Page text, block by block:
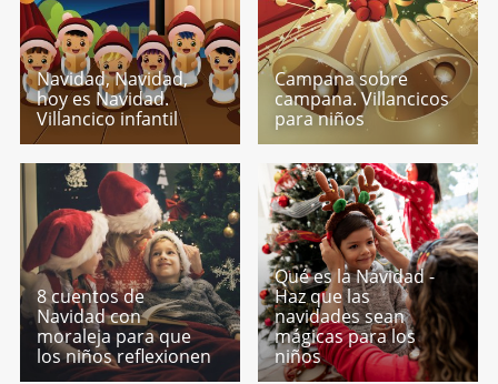
Navidad, Navidad,
hoy es Navidad.
Villancico infantil
Campana sobre
campana. Villancicos
para niños
8 cuentos de
Navidad con
moraleja para que
los niños reflexionen
Qué es la Navidad -
Haz que las
navidades sean
mágicas para los
niños